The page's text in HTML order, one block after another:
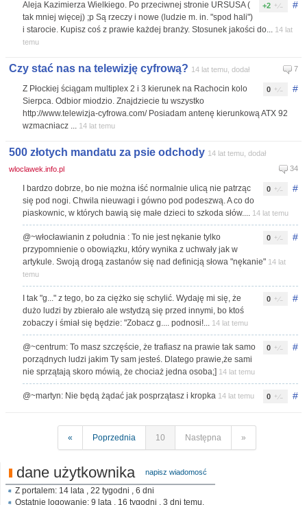
#
+2
Aleja Kazimierza Wielkiego. Po przeciwnej stronie URSUSA (
tak mniej więcej) ;p Są rzeczy i nowe (ludzie m. in. "spod hali")
i starocie. Kupisz coś z prawie każdej branży. Stosunek jakości do... 14 lat
temu
Czy stać nas na telewizję cyfrową? 14 lat temu, dodał 7
#
0
Z Płockiej ściągam multiplex 2 i 3 kierunek na Rachocin kolo
Sierpca. Odbior miodzio. Znajdziecie tu wszystko
http://www.telewizja-cyfrowa.com/ Posiadam antenę kierunkową ATX 92
wzmacniacz ... 14 lat temu
500 złotych mandatu za psie odchody 14 lat temu, dodał
wloclawek.info.pl
34
#
0
I bardzo dobrze, bo nie można iść normalnie ulicą nie patrząc
się pod nogi. Chwila nieuwagi i gówno pod podeszwą. A co do
piaskownic, w których bawią się małe dzieci to szkoda słów.... 14 lat temu
#
0
@~włocławianin z południa : To nie jest nękanie tylko
przypomnienie o obowiązku, który wynika z uchwały jak w
artykule. Swoją drogą zastanów się nad definicją słowa "nękanie" 14 lat
temu
#
0
I tak "g..." z tego, bo za ciężko się schylić. Wydaję mi się, że
dużo ludzi by zbierało ale wstydzą się przed innymi, bo ktoś
zobaczy i śmiał się będzie: "Zobacz g.... podnosi!... 14 lat temu
#
0
@~centrum: To masz szczęście, że trafiasz na prawie tak samo
porządnych ludzi jakim Ty sam jesteś. Dlatego prawie,że sami
nie sprzątają skoro mówią, że chociaż jedna osoba;] 14 lat temu
#
0
@~martyn: Nie będą żądać jak posprzątasz i kropka 14 lat temu
« Poprzednia 10 Następna »
dane użytkownika napisz wiadomosć
Z portalem: 14 lata , 22 tygodni , 6 dni
Ostatnie logowanie: 9 lata , 16 tygodni , 3 dni temu.